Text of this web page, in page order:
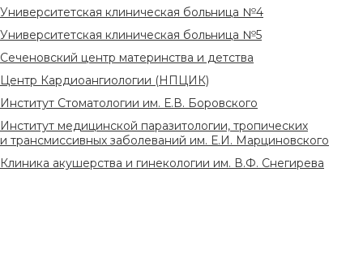
Университетская клиническая больница №4
Университетская клиническая больница №5
Сеченовский центр материнства и детства
Центр Кардиоангиологии (НПЦИК)
Институт Стоматологии им. Е.В. Боровского
Институт медицинской паразитологии, тропических
и трансмиссивных заболеваний им. Е.И. Марциновского
Клиника акушерства и гинекологии им. В.Ф. Снегирева